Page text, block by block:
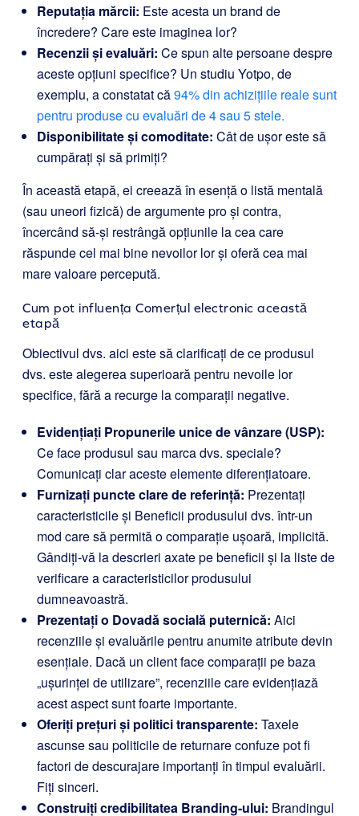
Reputația mărcii: Este acesta un brand de
încredere? Care este imaginea lor?
Recenzii și evaluări: Ce spun alte persoane despre
aceste opțiuni specifice? Un studiu Yotpo, de
exemplu, a constatat că94% din achizițiile reale sunt
pentru produse cu evaluări de 4 sau 5 stele.
Disponibilitate și comoditate: Cât de ușor este să
cumpărați și să primiți?
În această etapă, ei creează în esență o listă mentală
(sau uneori fizică) de argumente pro și contra,
încercând să-și restrângă opțiunile la cea care
răspunde cel mai bine nevoilor lor și oferă cea mai
mare valoare percepută.
Cum pot influența Comerțul electronic această
etapă
Obiectivul dvs. aici este să clarificați de ce produsul
dvs. este alegerea superioară pentru nevoile lor
specifice, fără a recurge la comparații negative.
Evidențiați Propunerile unice de vânzare (USP):
Ce face produsul sau marca dvs. speciale?
Comunicați clar aceste elemente diferențiatoare.
Furnizați puncte clare de referință: Prezentați
caracteristicile și Beneficii produsului dvs. într-un
mod care să permită o comparație ușoară, implicită.
Gândiți-vă la descrieri axate pe beneficii și la liste de
verificare a caracteristicilor produsului
dumneavoastră.
Prezentați o Dovadă socială puternică: Aici
recenziile și evaluările pentru anumite atribute devin
esențiale. Dacă un client face comparații pe baza
„ușurinței de utilizare”, recenziile care evidențiază
acest aspect sunt foarte importante.
Oferiți prețuri și politici transparente: Taxele
ascunse sau politicile de returnare confuze pot fi
factori de descurajare importanți în timpul evaluării.
Fiți sinceri.
Construiți credibilitatea Branding-ului: Brandingul